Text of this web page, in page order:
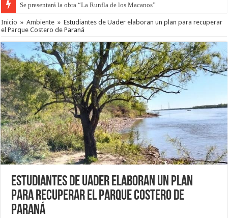
Se presentará la obra “La Runfla de los Macanos”
Preparan otro encuentro de autos clásicos y antiguos
Inicio » Ambiente » Estudiantes de Uader elaboran un plan para recuperar
el Parque Costero de Paraná
Estudiantes de Uader elaboran un plan
para recuperar el Parque Costero de
Paraná